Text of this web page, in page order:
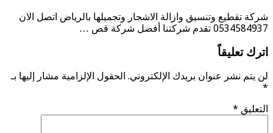
شركة تقطيع وتنسيق وازالة الاشجار وتجميلها بالرياض اتصل الان
0534584937 تقدم شركتنا أفضل شركة قص …
اترك تعليقاً
لن يتم نشر عنوان بريدك الإلكتروني. الحقول الإلزامية مشار إليها بـ
*
التعليق *